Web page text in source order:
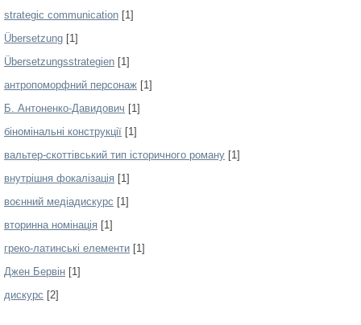
strategic communication [1]
Übersetzung [1]
Übersetzungsstrategien [1]
антропоморфний персонаж [1]
Б. Антоненко-Давидович [1]
біномінальні конструкції [1]
вальтер-скоттівський тип історичного роману [1]
внутрішня фокалізація [1]
воєнний медіадискурс [1]
вторинна номінація [1]
греко-латинські елементи [1]
Джен Бервін [1]
дискурс [2]